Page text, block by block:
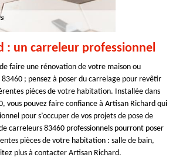
: un carreleur professionnel
faire une rénovation de votre maison ou
; pensez à poser du carrelage pour revêtir
pièces de votre habitation. Installée dans
vous pouvez faire confiance à Artisan Richard qui
pour s’occuper de vos projets de pose de
carreleurs 83460 professionnels pourront poser
pièces de votre habitation : salle de bain,
plus à contacter Artisan Richard.